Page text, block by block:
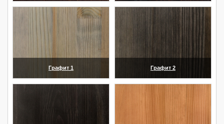
Графит 1 Графит 2